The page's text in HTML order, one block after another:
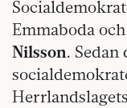
Emmaboda
Nilsson. Sedan